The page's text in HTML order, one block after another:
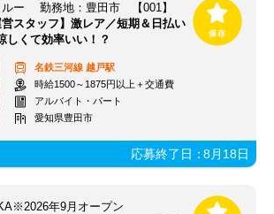
ルー 勤務地：豊田市 【001】
営スタッフ】激レア／短期＆日払い
くて効率いい！？
名鉄三河線 越戸駅
時給1500～1875円以上＋交通費
アルバイト・パート
愛知県豊田市
応募終了日：8月18日
年9月オープン